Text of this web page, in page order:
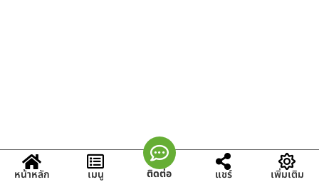
หน้าหลัก เมนู ติดต่อ แชร์ เพิ่มเติม